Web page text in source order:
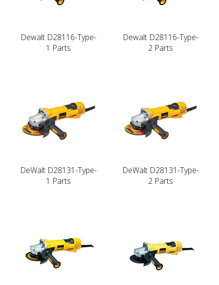
Dewalt D28116-Type-
1 Parts
Dewalt D28116-Type-
2 Parts
DeWalt D28131-Type-
1 Parts
DeWalt D28131-Type-
2 Parts